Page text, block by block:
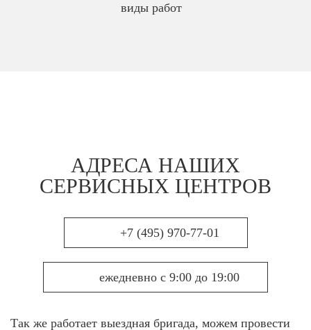
виды работ
АДРЕСА НАШИХ
СЕРВИСНЫХ ЦЕНТРОВ
+7 (495) 970-77-01
ежедневно с 9:00 до 19:00
Так же работает выездная бригада, можем провести